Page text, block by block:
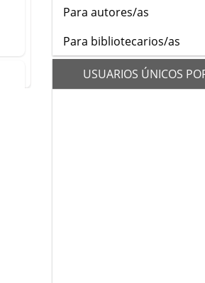
Para autores/as
Para bibliotecarios/as
flagsUSUARIOS ÚNICOS